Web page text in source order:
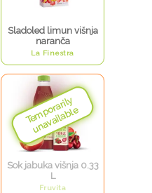
Sladoled limun višnja
naranča
La Finestra
Sok jabuka višnja 0.33
L
Fruvita